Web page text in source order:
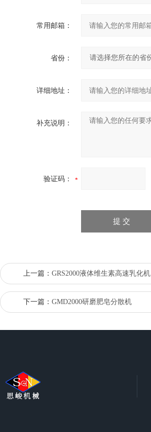
常用邮箱：
省份：
详细地址：
补充说明：
验证码：
上一篇： GRS2000液体维生素高速乳化机
下一篇： GMD2000研磨肥皂分散机